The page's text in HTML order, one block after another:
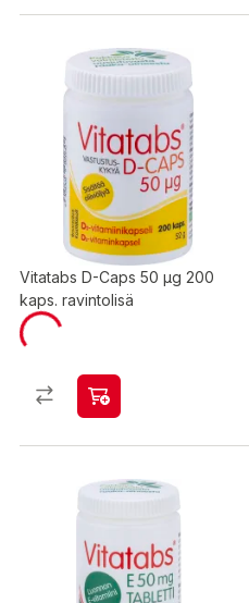
Vitatabs D-Caps 50 µg 200
kaps. ravintolisä